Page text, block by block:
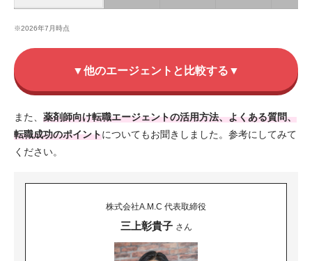
※2026年7月時点
▼他のエージェントと比較する▼
また、 薬剤師向け転職エージェントの活用方法、よくある質問、
転職成功のポイントについてもお聞きしました。参考にしてみて
ください。
株式会社A.M.C 代表取締役
三上彰貴子 さん